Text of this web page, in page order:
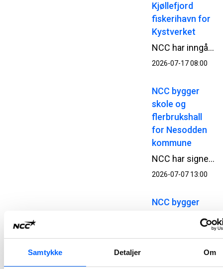
Samtykke Detaljer Om
Kjøllefjord
fiskerihavn for
Kystverket
NCC har inngått kontrakt med Kystverket om utbygging av Kjøllefjord fiskerihavn i Lebesby kommune i Finnmark. Kontrakten har en verdi på 510 millioner norske kroner.
2026-07-17 08:00
NCC bygger
skole og
flerbrukshall
for Nesodden
kommune
NCC har signert en totalentreprisekontrakt med Nesodden kommune for bygging av Nesoddtangen skole og flerbrukshall. Avtalen har en verdi på om lag 345 millioner norske kroner.
2026-07-07 13:00
NCC bygger